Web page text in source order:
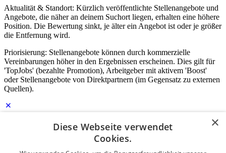
Aktualität & Standort: Kürzlich veröffentlichte Stellenangebote und
Angebote, die näher an deinem Suchort liegen, erhalten eine höhere
Position. Die Bewertung sinkt, je älter ein Angebot ist oder je größer
die Entfernung wird.
Priorisierung: Stellenangebote können durch kommerzielle
Vereinbarungen höher in den Ergebnissen erscheinen. Dies gilt für
'TopJobs' (bezahlte Promotion), Arbeitgeber mit aktivem 'Boost'
oder Stellenangebote von Direktpartnern (im Gegensatz zu externen
Quellen).
Login für Unternehmen ×
Diese Webseite verwendet
Cookies.